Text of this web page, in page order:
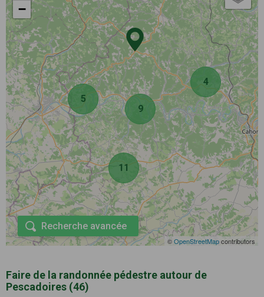
4
5
11
9
−
©OpenStreetMapcontributors
Recherche avancée
Faire de la randonnée pédestre autour de
Pescadoires (46)